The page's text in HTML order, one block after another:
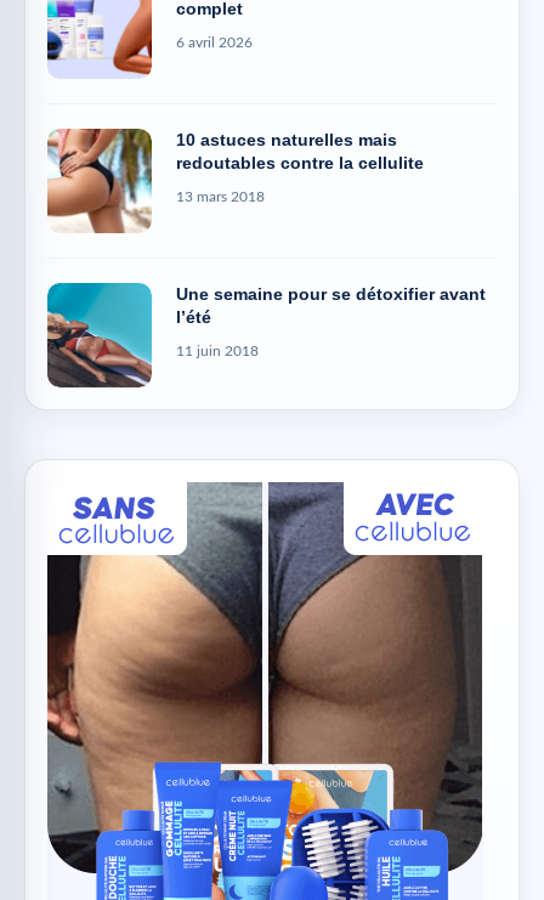
complet
6 avril 2026
10 astuces naturelles mais
redoutables contre la cellulite
13 mars 2018
Une semaine pour se détoxifier avant
l’été
11 juin 2018